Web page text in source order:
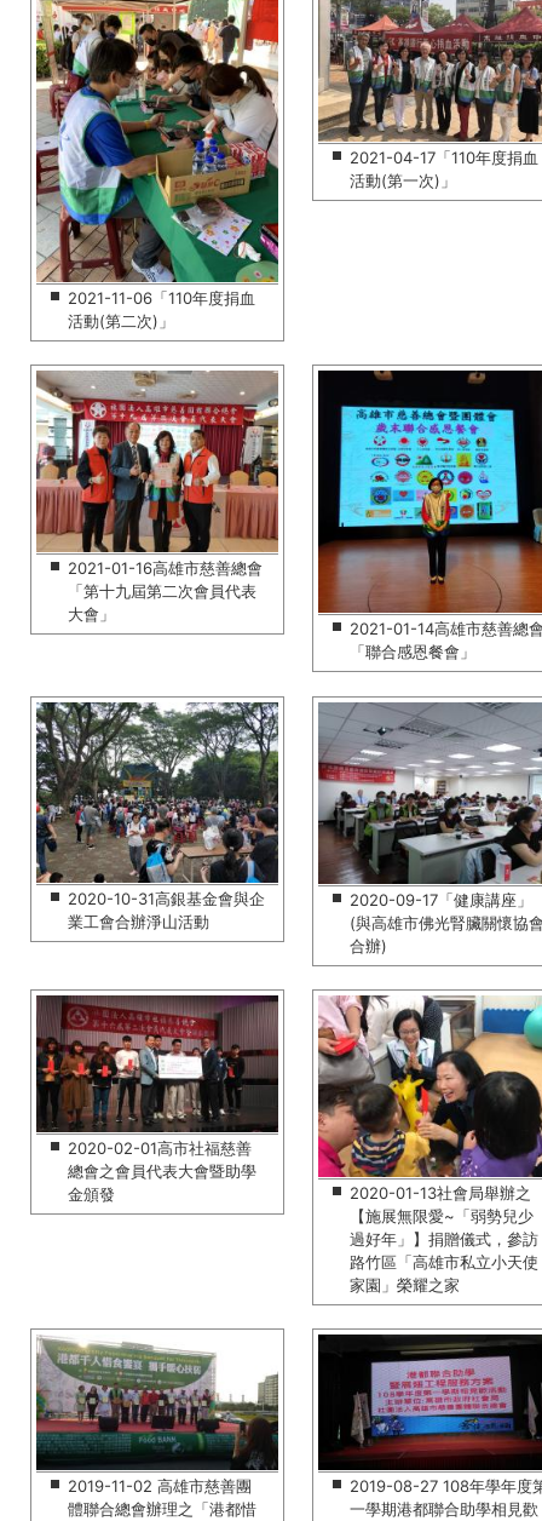
2021-11-06「110年度捐血
活動(第二次)」
2021-04-17「110年度捐血
活動(第一次)」
2021-01-16高雄市慈善總會
「第十九屆第二次會員代表
大會」
2021-01-14高雄市慈善總
「聯合感恩餐會」
2020-10-31高銀基金會與企
業工會合辦淨山活動
2020-09-17「健康講座」
(與高雄市佛光腎臟關懷協
合辦)
2020-02-01高市社福慈善
總會之會員代表大會暨助學
金頒發
2020-01-13社會局舉辦之
【施展無限愛~「弱勢兒少
過好年」】捐贈儀式，參訪
路竹區「高雄市私立小天使
家園」榮耀之家
2019-11-02 高雄市慈善團
體聯合總會辦理之「港都惜
2019-08-27 108年學年度
一學期港都聯合助學相見歡